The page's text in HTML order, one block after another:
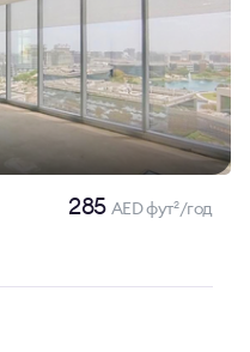
285 AED фут2/год